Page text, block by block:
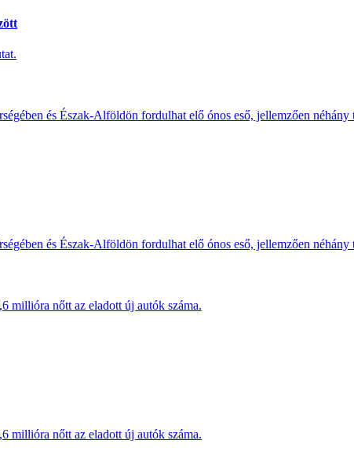
és Észak-Alföldön fordulhat elő ónos eső, jellemzően
és Észak-Alföldön fordulhat elő ónos eső, jellemzően
millióra nőtt az eladott új autók száma.
millióra nőtt az eladott új autók száma.